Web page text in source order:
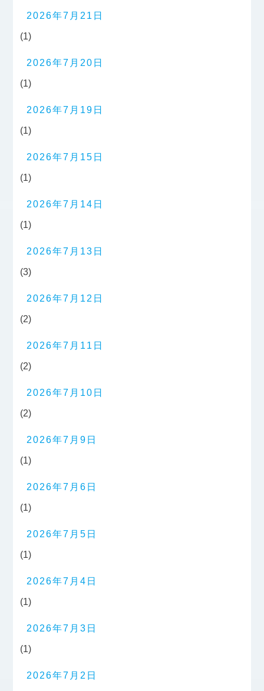
2026年7月21日
(1)
2026年7月20日
(1)
2026年7月19日
(1)
2026年7月15日
(1)
2026年7月14日
(1)
2026年7月13日
(3)
2026年7月12日
(2)
2026年7月11日
(2)
2026年7月10日
(2)
2026年7月9日
(1)
2026年7月6日
(1)
2026年7月5日
(1)
2026年7月4日
(1)
2026年7月3日
(1)
2026年7月2日